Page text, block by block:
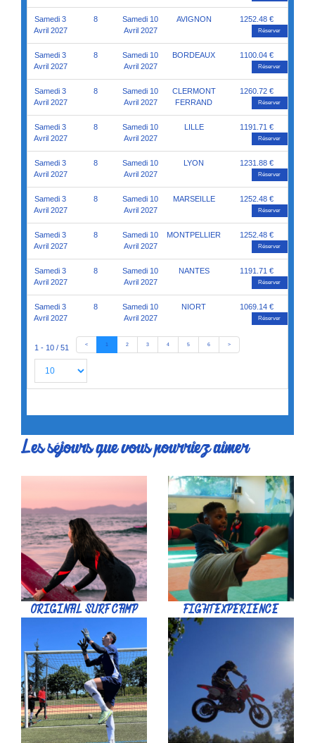
Samedi 3
Avril 2027
8
Samedi 10
Avril 2027
AVIGNON 1252.48 €
Réserver
Samedi 3
Avril 2027
8
Samedi 10
Avril 2027
BORDEAUX 1100.04 €
Réserver
Samedi 3
Avril 2027
8
Samedi 10
Avril 2027
CLERMONT
FERRAND
1260.72 €
Réserver
Samedi 3
Avril 2027
8
Samedi 10
Avril 2027
LILLE 1191.71 €
Réserver
Samedi 3
Avril 2027
8
Samedi 10
Avril 2027
LYON 1231.88 €
Réserver
Samedi 3
Avril 2027
8
Samedi 10
Avril 2027
MARSEILLE 1252.48 €
Réserver
Samedi 3
Avril 2027
8
Samedi 10
Avril 2027
MONTPELLIER 1252.48 €
Réserver
Samedi 3
Avril 2027
8
Samedi 10
Avril 2027
NANTES 1191.71 €
Réserver
Samedi 3
Avril 2027
8
Samedi 10
Avril 2027
NIORT 1069.14 €
Réserver
1 - 10 / 51 < 1 2 3 4 5 6 >
Les séjours que vous pourriez aimer
ORIGINAL SURF CAMP FIGHT EXPERIENCE